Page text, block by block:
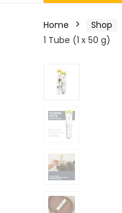
Home Shop
1 Tube (1 x 50 g)